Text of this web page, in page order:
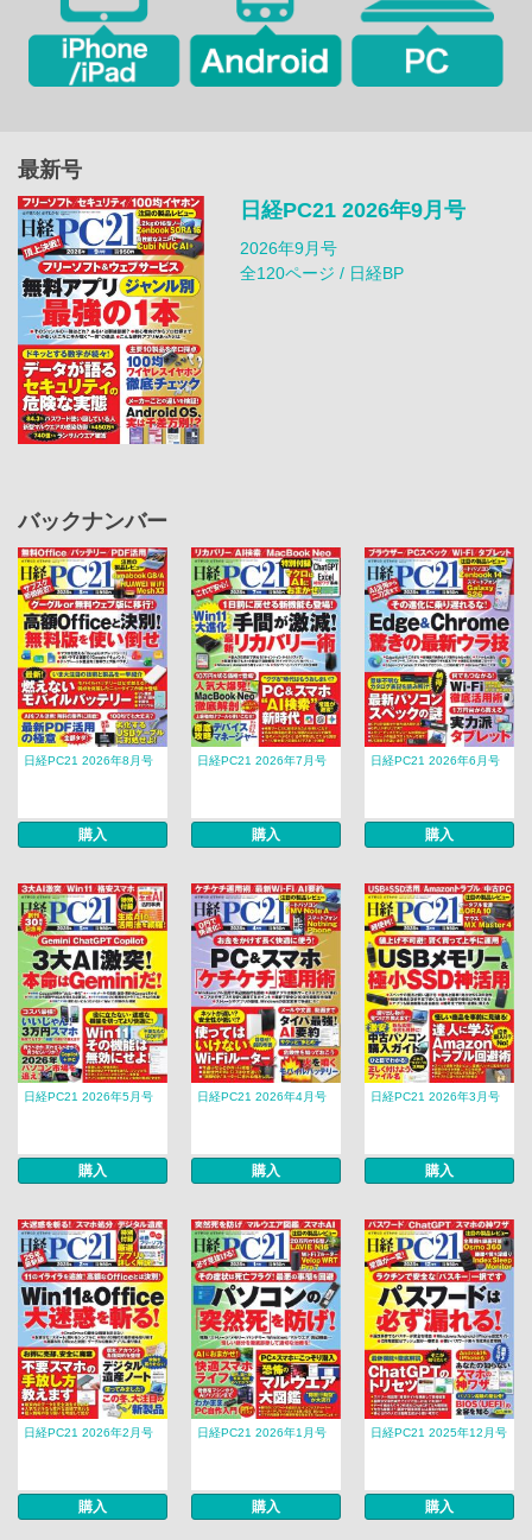
最新号
日経PC21 2026年9月号
2026年9月号
全120ページ / 日経BP
バックナンバー
日経PC21 2026年8月号
購入
日経PC21 2026年7月号
購入
日経PC21 2026年6月号
購入
日経PC21 2026年5月号
購入
日経PC21 2026年4月号
購入
日経PC21 2026年3月号
購入
日経PC21 2026年2月号
購入
日経PC21 2026年1月号
購入
日経PC21 2025年12月号
購入